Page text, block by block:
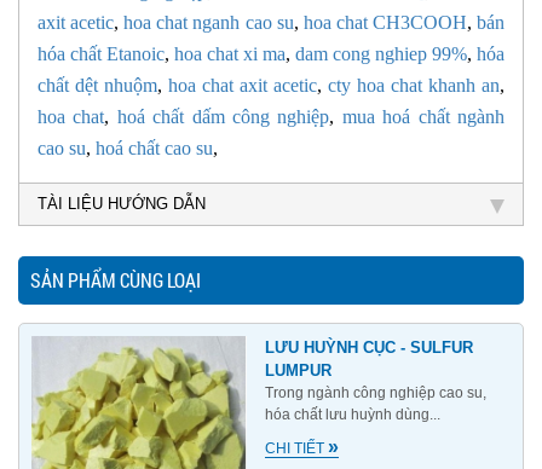
axit acetic,hoa chat nganh cao su, hoa chat CH3COOH,bán
hóa chất Etanoic, hoa chat xi ma, dam cong nghiep 99%, hóa
chất dệt nhu​ộm, hoa chat axit acetic, cty hoa chat khanh an,
hoa chat, hoá chất dấm công nghiệp, mua hoá chất ngành
cao su, hoá chất cao su,
TÀI LIỆU HƯỚNG DẪN
SẢN PHẨM CÙNG LOẠI
LƯU HUỲNH CỤC - SULFUR
LUMPUR
Trong ngành công nghiệp cao su,
hóa chất lưu huỳnh dùng...
CHI TIẾT»